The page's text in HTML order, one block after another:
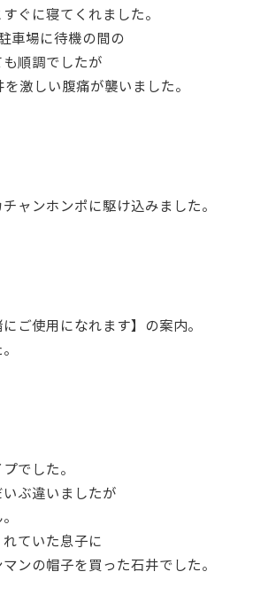
ぐに寝てくれました。
車場に待機の間の
順調でしたが
激しい腹痛が襲いました。
ャンホンポに駆け込みました。
にご使用になれます】の案内。
でした。
ぶ違いましたが
ていた息子に
ンの帽子を買った石井でした。